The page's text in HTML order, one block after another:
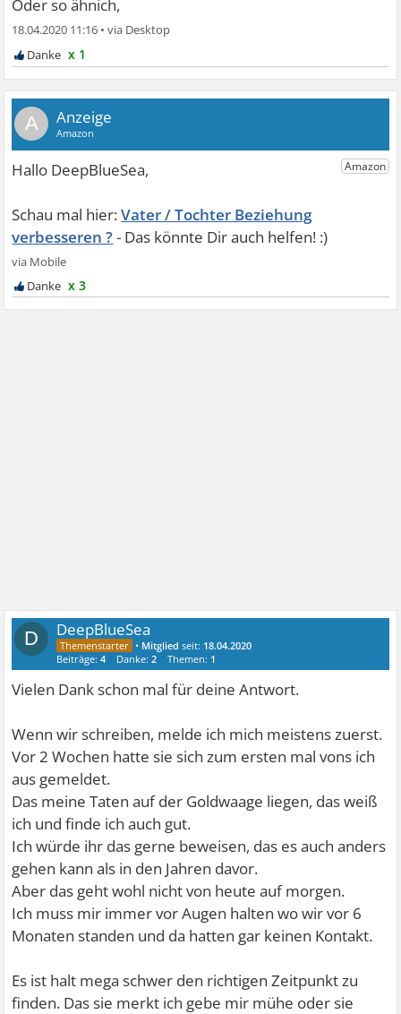
Oder so ähnich,
18.04.2020 11:16 •
x 1
A
Vater / Tochter Beziehung
verbesseren ?
x 3
D DeepBlueSea
• Mitglied seit: 18.04.2020
Beiträge:4 Danke:2 Themen: 1
Vielen Dank schon mal für deine Antwort.
Wenn wir schreiben, melde ich mich meistens zuerst.
Vor 2 Wochen hatte sie sich zum ersten mal vons ich
aus gemeldet.
Das meine Taten auf der Goldwaage liegen, das weiß
ich und finde ich auch gut.
Ich würde ihr das gerne beweisen, das es auch anders
gehen kann als in den Jahren davor.
Aber das geht wohl nicht von heute auf morgen.
Ich muss mir immer vor Augen halten wo wir vor 6
Monaten standen und da hatten gar keinen Kontakt.
Es ist halt mega schwer den richtigen Zeitpunkt zu
finden. Das sie merkt ich gebe mir mühe oder sie